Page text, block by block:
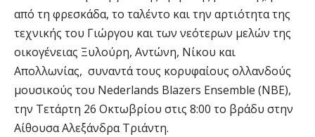
από τη φρεσκάδα, το ταλέντο και την αρτιότητα της
τεχνικής του Γιώργου και των νεότερων μελών της
οικογένειας Ξυλούρη, Αντώνη, Νίκου και
Απολλωνίας, συναντά τους κορυφαίους ολλανδούς
μουσικούς του Nederlands Blazers Ensemble (NBE),
την Τετάρτη 26 Οκτωβρίου στις 8:00 το βράδυ στην
Αίθουσα Αλεξάνδρα Τριάντη.